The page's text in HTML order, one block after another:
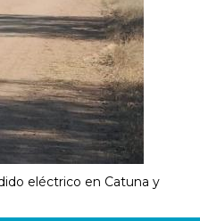
eléctrico en Catuna y